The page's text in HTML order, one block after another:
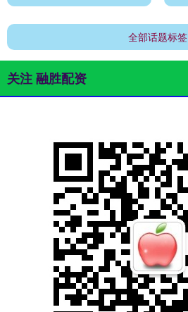
全部话题标签
关注 融胜配资